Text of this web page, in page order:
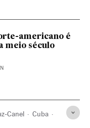
americano é
meio século
Canel Cuba